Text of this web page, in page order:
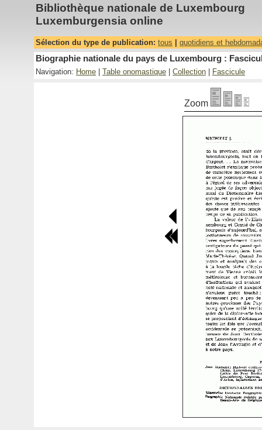
Bibliothèque nationale de Luxembourg
Luxemburgensia online
Sélection du type de publication: tous quotidiens et
Biographie nationale du pays de Luxembourg :
Navigation: Home Table onomastique Collection Fascicule
Zoom